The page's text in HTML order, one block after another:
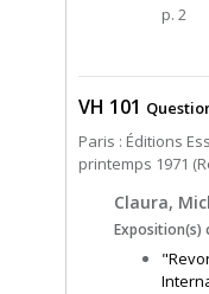
p. 2
VH 101
Paris : Éditions
printemps 1971
Claura,
Exposition(s)